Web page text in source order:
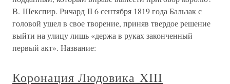
В. Шекспир. Ричард II 6 сентября 1819 года Бальзак с
головой ушел в свое творение, приняв твердое решение
выйти на улицу лишь «держа в руках законченный
первый акт». Название:
Коронация Людовика XIII